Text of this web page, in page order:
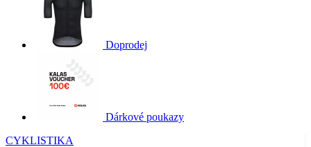
Doprodej
Dárkové poukazy
CYKLISTIKA